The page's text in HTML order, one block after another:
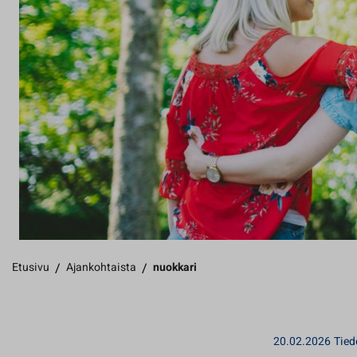
Etusivu / Ajankohtaista / nuokkari
20.02.2026